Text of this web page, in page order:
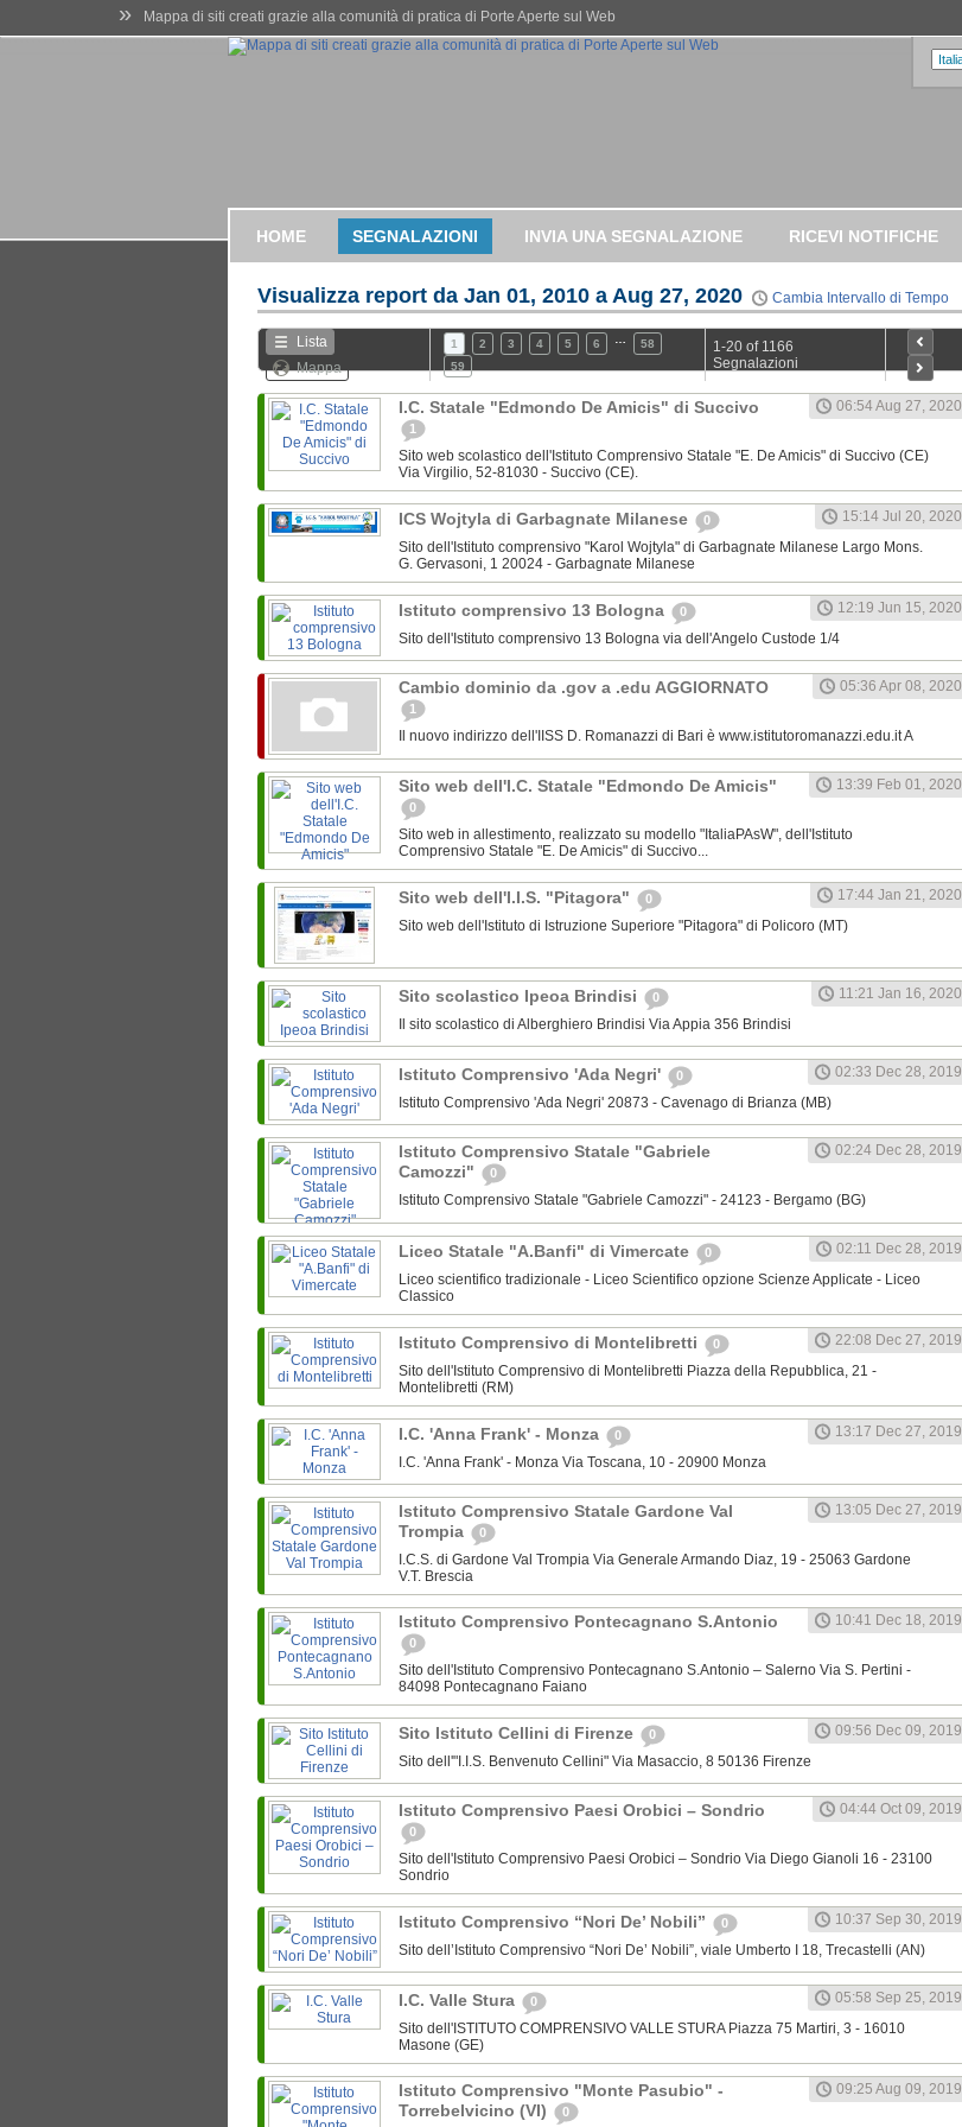
» Mappa di siti creati grazie alla comunità di pratica di Porte Aperte sul Web
HOME SEGNALAZIONI INVIA UNA SEGNALAZIONE RICEVI NOTIFICHE
Visualizza report da Jan 01, 2010 a Aug 27, 2020 Cambia Intervallo di Tempo
Lista
Mappa
1 2 3 4 5 6
58
59
1-20 of 1166
Segnalazioni
I.C. Statale "Edmondo De Amicis" di Succivo
1
06:54 Aug 27, 2020
Sito web scolastico dell'Istituto Comprensivo Statale "E. De Amicis" di Succivo (CE)
Via Virgilio, 52-81030 - Succivo (CE).
ICS Wojtyla di Garbagnate Milanese 0
15:14 Jul 20, 2020
Sito dell'Istituto comprensivo "Karol Wojtyla" di Garbagnate Milanese Largo Mons.
G. Gervasoni, 1 20024 - Garbagnate Milanese
Istituto comprensivo 13 Bologna 0
12:19 Jun 15, 2020
Sito dell'Istituto comprensivo 13 Bologna via dell'Angelo Custode 1/4
Cambio dominio da .gov a .edu AGGIORNATO
1
05:36 Apr 08, 2020
Il nuovo indirizzo dell'IISS D. Romanazzi di Bari è www.istitutoromanazzi.edu.it A
Sito web dell'I.C. Statale "Edmondo De Amicis"
0
13:39 Feb 01, 2020
Sito web in allestimento, realizzato su modello "ItaliaPAsW", dell'Istituto
Comprensivo Statale "E. De Amicis" di Succivo...
Sito web dell'I.I.S. "Pitagora" 0
17:44 Jan 21, 2020
Sito web dell'Istituto di Istruzione Superiore "Pitagora" di Policoro (MT)
Sito scolastico Ipeoa Brindisi 0
11:21 Jan 16, 2020
Il sito scolastico di Alberghiero Brindisi Via Appia 356 Brindisi
Istituto Comprensivo 'Ada Negri' 0
02:33 Dec 28, 2019
Istituto Comprensivo 'Ada Negri' 20873 - Cavenago di Brianza (MB)
Istituto Comprensivo Statale "Gabriele
Camozzi"
0
02:24 Dec 28, 2019
Istituto Comprensivo Statale "Gabriele Camozzi" - 24123 - Bergamo (BG)
Liceo Statale "A.Banfi" di Vimercate 0
02:11 Dec 28, 2019
Liceo scientifico tradizionale - Liceo Scientifico opzione Scienze Applicate - Liceo
Classico
Istituto Comprensivo di Montelibretti 0
22:08 Dec 27, 2019
Sito dell'Istituto Comprensivo di Montelibretti Piazza della Repubblica, 21 -
Montelibretti (RM)
I.C. 'Anna Frank' - Monza 0
13:17 Dec 27, 2019
I.C. 'Anna Frank' - Monza Via Toscana, 10 - 20900 Monza
Istituto Comprensivo Statale Gardone Val
Trompia
0
13:05 Dec 27, 2019
I.C.S. di Gardone Val Trompia Via Generale Armando Diaz, 19 - 25063 Gardone
V.T. Brescia
Istituto Comprensivo Pontecagnano S.Antonio
0
10:41 Dec 18, 2019
Sito dell'Istituto Comprensivo Pontecagnano S.Antonio – Salerno Via S. Pertini -
84098 Pontecagnano Faiano
Sito Istituto Cellini di Firenze 0
09:56 Dec 09, 2019
Sito dell'"I.I.S. Benvenuto Cellini" Via Masaccio, 8 50136 Firenze
Istituto Comprensivo Paesi Orobici – Sondrio
0
04:44 Oct 09, 2019
Sito dell'Istituto Comprensivo Paesi Orobici – Sondrio Via Diego Gianoli 16 - 23100
Sondrio
Istituto Comprensivo “Nori De’ Nobili” 0
10:37 Sep 30, 2019
Sito dell’Istituto Comprensivo “Nori De’ Nobili”, viale Umberto I 18, Trecastelli (AN)
I.C. Valle Stura 0
05:58 Sep 25, 2019
Sito dell'ISTITUTO COMPRENSIVO VALLE STURA Piazza 75 Martiri, 3 - 16010
Masone (GE)
Istituto Comprensivo "Monte Pasubio" -
Torrebelvicino (VI)
0
09:25 Aug 09, 2019